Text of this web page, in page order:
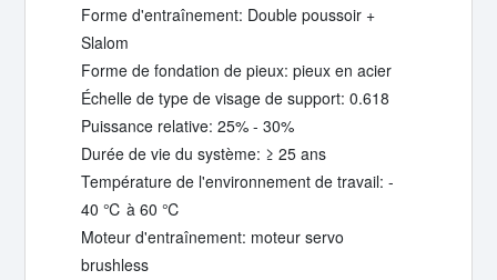
Forme d'entraînement: Double poussoir +
Slalom
Forme de fondation de pieux: pieux en acier
Échelle de type de visage de support: 0.618
Puissance relative: 25% - 30%
Durée de vie du système: ≥ 25 ans
Température de l'environnement de travail: -
40 ℃ à 60 ℃
Moteur d'entraînement: moteur servo
brushless